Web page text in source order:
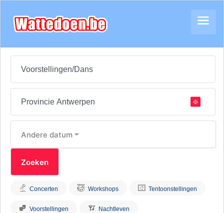
Andere datum
Concerten Workshops Tentoonstellingen
Voorstellingen Nachtleven